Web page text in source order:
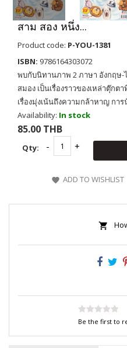
สาม สอง หนึ่ง...
Product code: P-YOU-1381
ISBN: 9786164303072
พบกับนิทานภาพ 2 ภาษา อังกฤษ
สมอง เป็นเรื่องราวของเหล่าตุ๊ก
เรื่องมุ่งเน้นถึงความกล้าหาญ กา
Availability: In stock
85.00 THB
Qty:
ADD TO WISHLIST
Be the first to